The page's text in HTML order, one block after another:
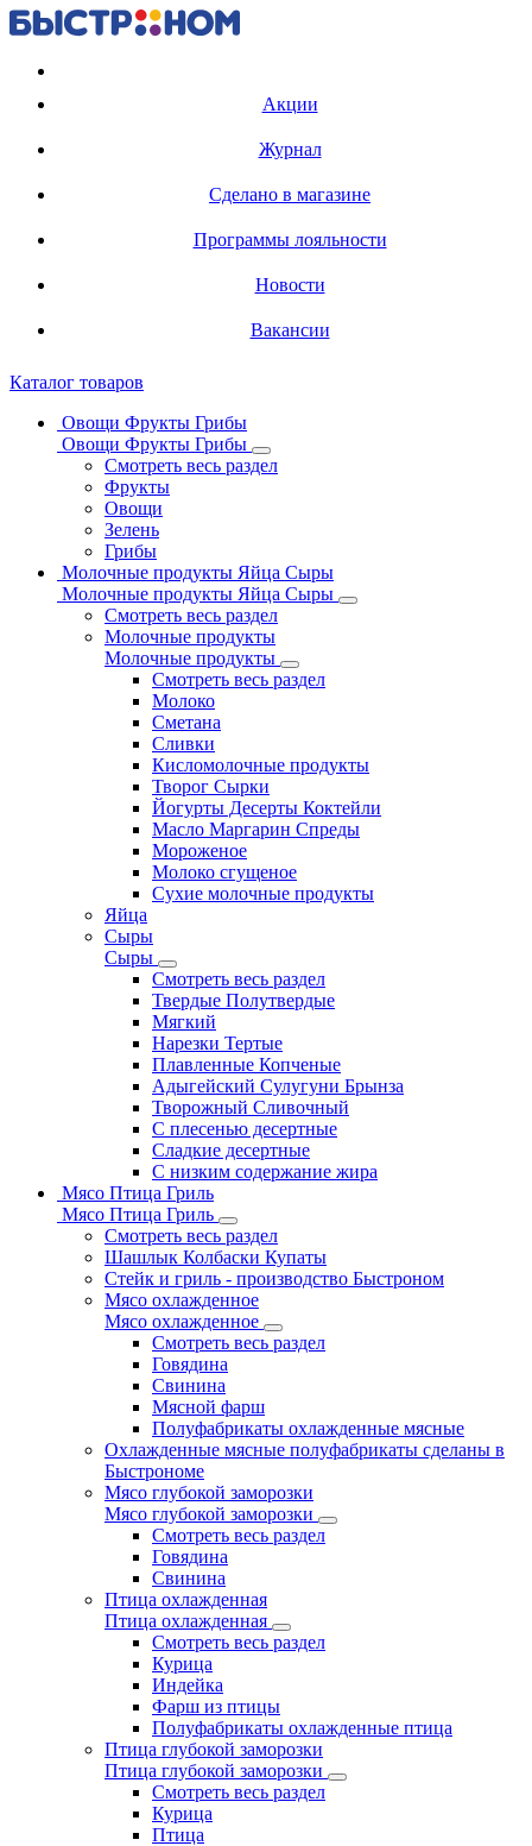
Акции
Журнал
Сделано в магазине
Программы лояльности
Новости
Вакансии
Каталог товаров
Овощи Фрукты Грибы
Овощи Фрукты Грибы
Смотреть весь раздел
Фрукты
Овощи
Зелень
Грибы
Молочные продукты Яйца Сыры
Молочные продукты Яйца Сыры
Смотреть весь раздел
Молочные продукты
Молочные продукты
Смотреть весь раздел
Молоко
Сметана
Сливки
Кисломолочные продукты
Творог Сырки
Йогурты Десерты Коктейли
Масло Маргарин Спреды
Мороженое
Молоко сгущеное
Сухие молочные продукты
Яйца
Сыры
Сыры
Смотреть весь раздел
Твердые Полутвердые
Мягкий
Нарезки Тертые
Плавленные Копченые
Адыгейский Сулугуни Брынза
Творожный Сливочный
С плесенью десертные
Сладкие десертные
С низким содержание жира
Мясо Птица Гриль
Мясо Птица Гриль
Смотреть весь раздел
Шашлык Колбаски Купаты
Стейк и гриль - производство Быстроном
Мясо охлажденное
Мясо охлажденное
Смотреть весь раздел
Говядина
Свинина
Мясной фарш
Полуфабрикаты охлажденные мясные
Охлажденные мясные полуфабрикаты сделаны в
Быстрономе
Мясо глубокой заморозки
Мясо глубокой заморозки
Смотреть весь раздел
Говядина
Свинина
Птица охлажденная
Птица охлажденная
Смотреть весь раздел
Курица
Индейка
Фарш из птицы
Полуфабрикаты охлажденные птица
Птица глубокой заморозки
Птица глубокой заморозки
Смотреть весь раздел
Курица
Птица